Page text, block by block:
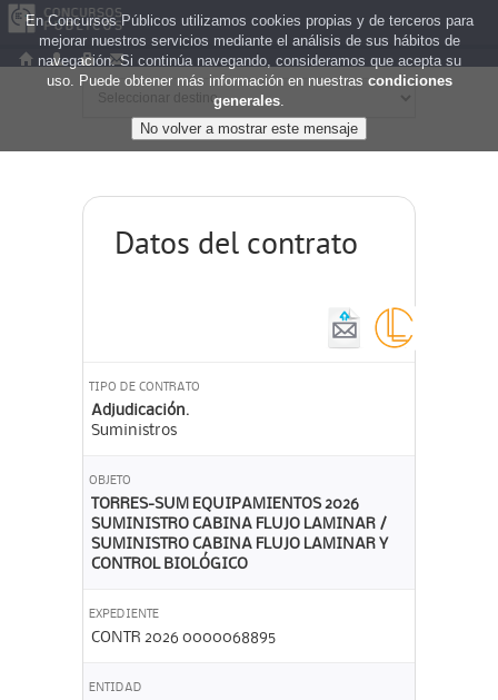
Datos del contrato
TIPO DE CONTRATO
Adjudicación.
Suministros
OBJETO
TORRES-SUM EQUIPAMIENTOS 2026
SUMINISTRO CABINA FLUJO LAMINAR /
SUMINISTRO CABINA FLUJO LAMINAR Y
CONTROL BIOLÓGICO
EXPEDIENTE
CONTR 2026 0000068895
ENTIDAD
En Concursos Públicos utilizamos cookies propias y de terceros para
mejorar nuestros servicios mediante el análisis de sus hábitos de
navegación. Si continúa navegando, consideramos que acepta su
uso. Puede obtener más información en nuestras condiciones
generales.